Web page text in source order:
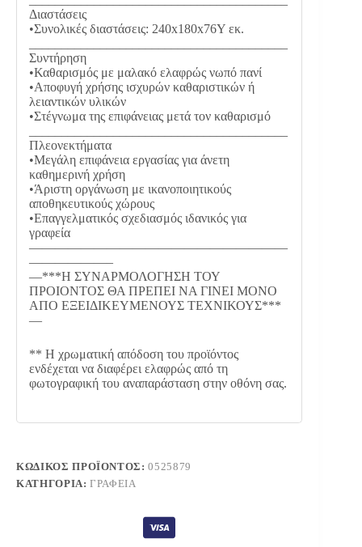
Διαστάσεις
•Συνολικές διαστάσεις: 240x180x76Υ εκ.
Συντήρηση
•Καθαρισμός με μαλακό ελαφρώς νωπό πανί
•Αποφυγή χρήσης ισχυρών καθαριστικών ή
λειαντικών υλικών
•Στέγνωμα της επιφάνειας μετά τον καθαρισμό
Πλεονεκτήματα
•Μεγάλη επιφάνεια εργασίας για άνετη
καθημερινή χρήση
•Άριστη οργάνωση με ικανοποιητικούς
αποθηκευτικούς χώρους
•Επαγγελματικός σχεδιασμός ιδανικός για
γραφεία
————————————————————
——————–
—***Η ΣΥΝΑΡΜΟΛΟΓΗΣΗ ΤΟΥ
ΠΡΟΙΟΝΤΟΣ ΘΑ ΠΡΕΠΕΙ ΝΑ ΓΙΝΕΙ ΜΟΝΟ
ΑΠΟ ΕΞΕΙΔΙΚΕΥΜΕΝΟΥΣ ΤΕΧΝΙΚΟΥΣ***
—
** Η χρωματική απόδοση του προϊόντος
ενδέχεται να διαφέρει ελαφρώς από τη
φωτογραφική του αναπαράσταση στην οθόνη σας.
ΚΩΔΙΚΌΣ ΠΡΟΪΌΝΤΟΣ:0525879
ΚΑΤΗΓΟΡΊΑ:ΓΡΑΦΕΊΑ